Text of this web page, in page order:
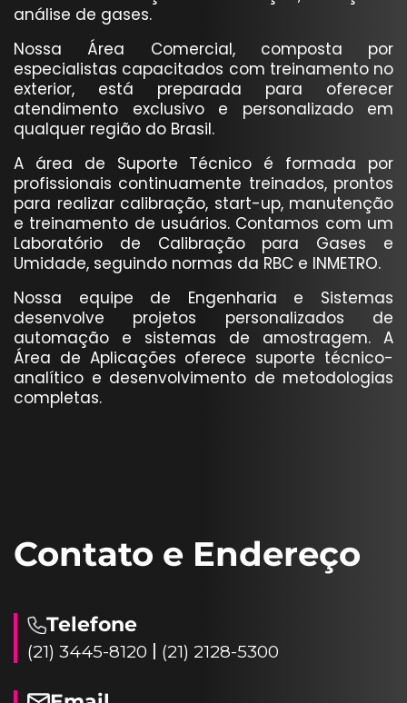
análise de gases.
Nossa Área Comercial, composta por
especialistas capacitados com treinamento no
exterior, está preparada para oferecer
atendimento exclusivo e personalizado em
qualquer região do Brasil.
A área de Suporte Técnico é formada por
profissionais continuamente treinados, prontos
para realizar calibração, start-up, manutenção
e treinamento de usuários. Contamos com um
Laboratório de Calibração para Gases e
Umidade, seguindo normas da RBC e INMETRO.
Nossa equipe de Engenharia e Sistemas
desenvolve projetos personalizados de
automação e sistemas de amostragem. A
Área de Aplicações oferece suporte técnico-
analítico e desenvolvimento de metodologias
completas.
Contato e Endereço
Telefone
(21) 3445-8120 (21) 2128-5300